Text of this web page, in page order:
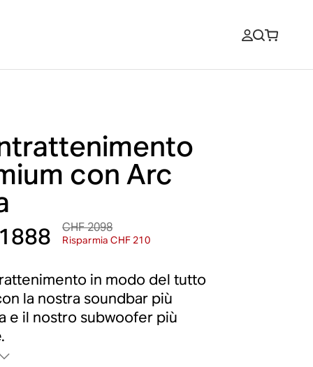
con Arc
CHF 2098
Risparmia CHF 210
in modo del tutto
la nostra soundbar più
e il nostro subwoofer più